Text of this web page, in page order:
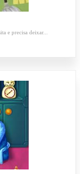
e precisa deixar...